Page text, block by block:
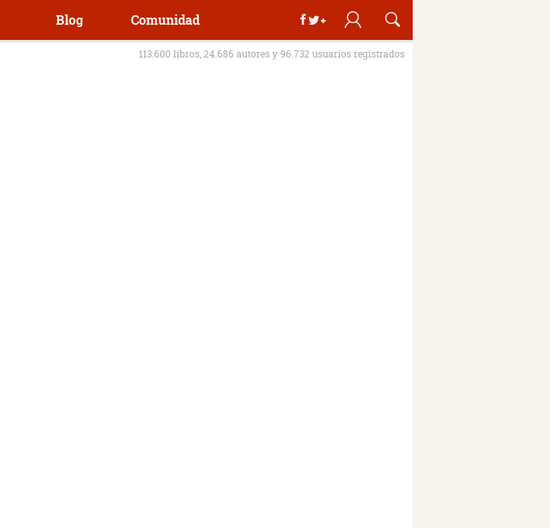
Blog Comunidad
113.600 libros, 24.686 autores y 96.732 usuarios registrados